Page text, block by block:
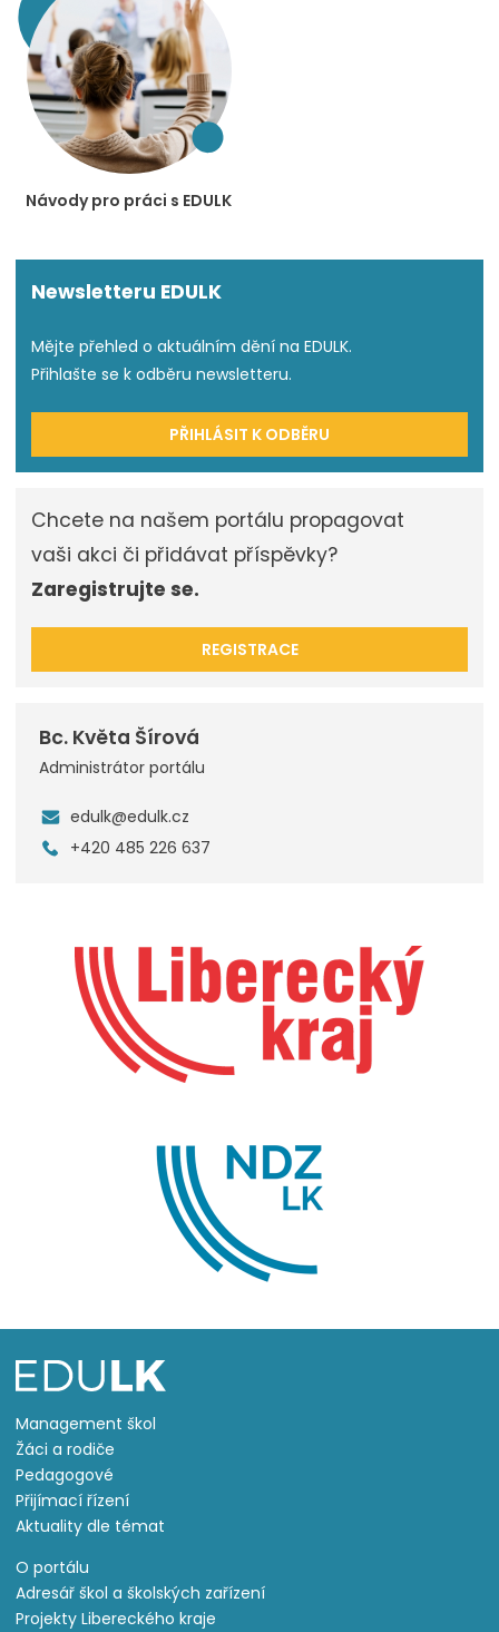
Návody pro práci s EDULK
Newsletteru EDULK
Mějte přehled o aktuálním dění na EDULK.
Přihlašte se k odběru newsletteru.
PŘIHLÁSIT K ODBĚRU
Chcete na našem portálu propagovat
vaši akci či přidávat příspěvky?
Zaregistrujte se.
REGISTRACE
Bc. Květa Šírová
Administrátor portálu
edulk@edulk.cz
+420 485 226 637
Management škol
Žáci a rodiče
Pedagogové
Přijímací řízení
Aktuality dle témat
O portálu
Adresář škol a školských zařízení
Projekty Libereckého kraje